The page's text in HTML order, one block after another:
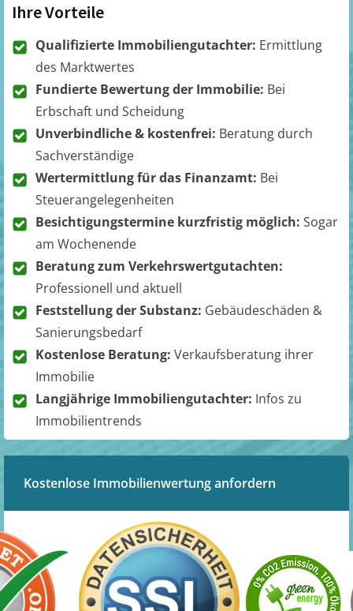
Ihre Vorteile
Qualifizierte Immobiliengutachter: Ermittlung
des Marktwertes
Fundierte Bewertung der Immobilie: Bei
Erbschaft und Scheidung
Unverbindliche & kostenfrei: Beratung durch
Sachverständige
Wertermittlung für das Finanzamt: Bei
Steuerangelegenheiten
Besichtigungstermine kurzfristig möglich: Sogar
am Wochenende
Beratung zum Verkehrswertgutachten:
Professionell und aktuell
Feststellung der Substanz: Gebäudeschäden &
Sanierungsbedarf
Kostenlose Beratung: Verkaufsberatung ihrer
Immobilie
Langjährige Immobiliengutachter: Infos zu
Immobilientrends
Kostenlose Immobilienwertung anfordern